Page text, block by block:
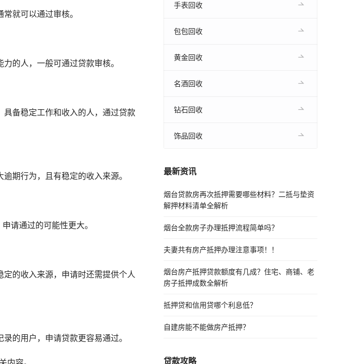
就可以通过审核。
的人，一般可通过贷款审核。
备稳定工作和收入的人，通过贷款
期行为，且有稳定的收入来源。
请通过的可能性更大。
的收入来源，申请时还需提供个人
的用户，申请贷款更容易通过。
手表回收
包包回收
黄金回收
名酒回收
钻石回收
饰品回收
最新资讯
烟台贷款房再次抵押需要哪些材料？二抵与垫资
解押材料清单全解析
烟台全款房子办理抵押流程简单吗？
夫妻共有房产抵押办理注意事项！！
烟台房产抵押贷款额度有几成？住宅、商铺、老
房子抵押成数全解析
抵押贷和信用贷哪个利息低？
自建房能不能做房产抵押？
贷款攻略